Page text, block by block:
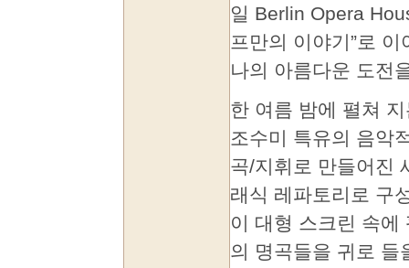
일 Berlin Opera
프만의 이야기”로
나의 아름다운 도전
한 여름 밤에 펼쳐
조수미 특유의 음악
곡/지휘로 만들어진
래식 레파토리로 구
이 대형 스크린 속에
의 명곡들을 귀로 들